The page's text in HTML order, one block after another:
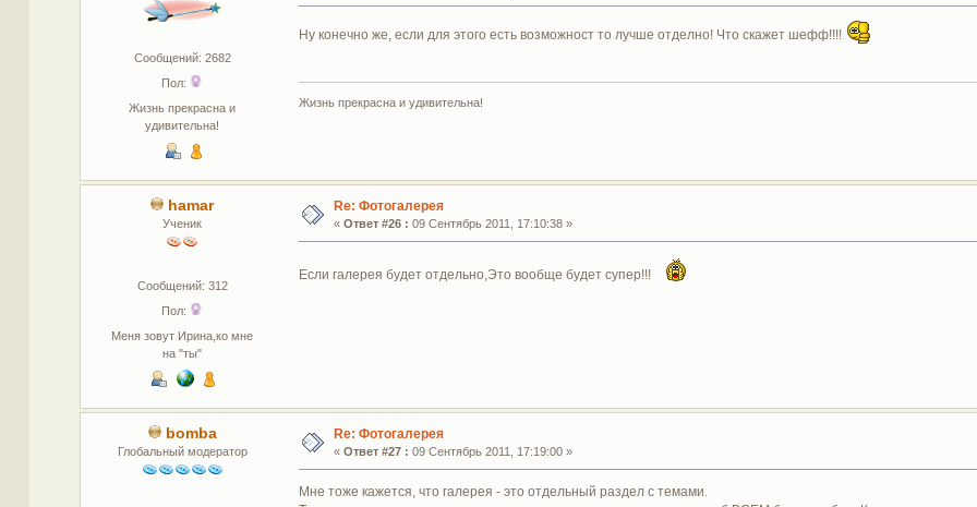
Сообщений: 2682
Пол:
Жизнь прекрасна и
удивительна!
Ну конечно же, если для этого есть возможност то лучше отделно! Что скажет шефф!!!!
Жизнь прекрасна и удивительна!
hamar
Ученик
Сообщений: 312
Пол:
Меня зовут Ирина,ко мне
на "ты"
Re: Фотогалерея
« Ответ #26 : 09 Сентябрь 2011, 17:10:38 »
Если галерея будет отдельно,Это вообще будет супер!!!
bomba
Глобальный модератор
Re: Фотогалерея
« Ответ #27 : 09 Сентябрь 2011, 17:19:00 »
Мне тоже кажется, что галерея - это отдельный раздел с темами.